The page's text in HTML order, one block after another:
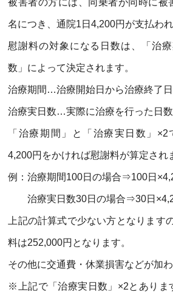
名につき、通院1 日4,200円が支払われ
慰謝料の対象になる日数は、「治
数」によって決定されます。
治療期間…治療開始日から治療終了
治療実日数…実際に治療を行った日数
「治療期間」と「治療実日数」×2
4,200円をかければ慰謝料が算定され
例：治療期間100日の場合⇒100日×
治療実日数30日の場合⇒30日×
上記の計算式で少ない方となります
料は252,000円となります。
その他に交通費・休業損害などが加わ
※上記で「治療実日数」×2とありま